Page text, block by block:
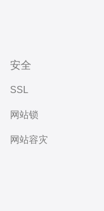
安全
SSL
网站锁
网站容灾